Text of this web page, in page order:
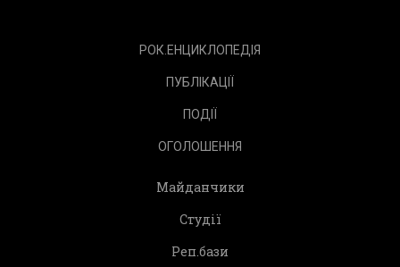
РОК.ЕНЦИКЛОПЕДІЯ
ПУБЛІКАЦІЇ
ПОДІЇ
ОГОЛОШЕННЯ
Майданчики
Студії
Реп.бази